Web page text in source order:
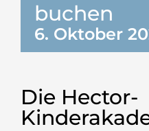
buchen
6. Oktober
Die Hector-